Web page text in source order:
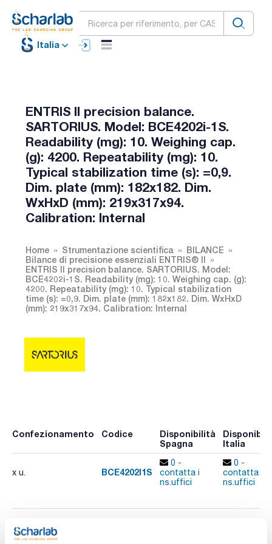
Italia
ENTRIS II precision balance.
SARTORIUS. Model: BCE4202i-1S.
Readability (mg): 10. Weighing cap.
(g): 4200. Repeatability (mg): 10.
Typical stabilization time (s): =0,9.
Dim. plate (mm): 182x182. Dim.
WxHxD (mm): 219x317x94.
Calibration: Internal
Home Strumentazione scientifica
BILANCE
Bilance di precisione essenziali ENTRIS® II
ENTRIS II precision balance. SARTORIUS. Model:
BCE4202i-1S. Readability (mg): 10. Weighing cap. (g):
4200. Repeatability (mg): 10. Typical stabilization
time (s): =0,9. Dim. plate (mm): 182x182. Dim. WxHxD
(mm): 219x317x94. Calibration: Internal
Confezionamento Codice
Disponibilità
Spagna
Italia
x u. BCE4202I1S
0 -
contatta i
ns.uffici
0 -
contatta i
ns.uffici
Stampa pagina prodotto